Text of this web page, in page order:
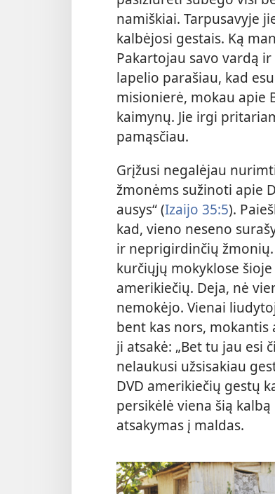
namiškiai. Tarpusavyje
kalbėjosi gestais. Ką
Pakartojau savo vardą
lapelio parašiau, kad esu
misionierė, mokau apie
kaimynų. Jie irgi
pamąsčiau.
Grįžusi negalėjau
žmonėms sužinoti apie
ausys“ (Izaijo 35:5).
kad, vieno neseno
ir neprigirdinčių
kurčiųjų mokyklose
amerikiečių. Deja, nė
nemokėjo. Vienai
bent kas nors, mokantis
ji atsakė: „Bet tu jau esi
nelaukusi užsisakiau
DVD amerikiečių gestų
persikėlė viena šią
atsakymas į maldas.